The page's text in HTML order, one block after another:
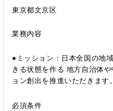
東京都文京区
業務内容
●ミッション：日本全国の地
きる状態を作る 地方自治体
ョン創出を推進いただきま
を創造・商品設計などをする
必須条件